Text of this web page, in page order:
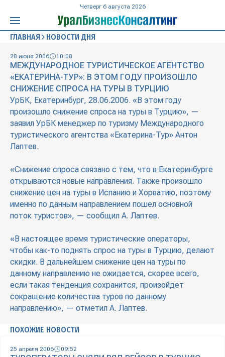
Четверг 6 августа 2026
ГЛАВНАЯ НОВОСТИ ДНЯ
28 июня 2006 10:08
МЕЖДУНАРОДНОЕ ТУРИСТИЧЕСКОЕ АГЕНТСТВО
«ЕКАТЕРИНА-ТУР»: В ЭТОМ ГОДУ ПРОИЗОШЛО
СНИЖЕНИЕ СПРОСА НА ТУРЫ В ТУРЦИЮ
УрБК, Екатеринбург, 28.06.2006. «В этом году
произошло снижение спроса на туры в Турцию», —
заявил УрБК менеджер по туризму Международного
туристического агентства «Екатерина-Тур» Антон
Лаптев.
«Снижение спроса связано с тем, что в Екатеринбурге
открываются новые направления. Также произошло
снижение цен на туры в Испанию и Хорватию, поэтому
именно по данным направлением пошел основной
поток туристов», — сообщил А. Лаптев.
«В настоящее время туристические операторы,
чтобы как-то поднять спрос на туры в Турцию, делают
скидки. В дальнейшем снижение цен на туры по
данному направлению не ожидается, скорее всего,
если такая тенденция сохранится, произойдет
сокращение количества туров по данному
направлению», — отметил А. Лаптев.
ПОХОЖИЕ НОВОСТИ
25 апреля 2006 09:52